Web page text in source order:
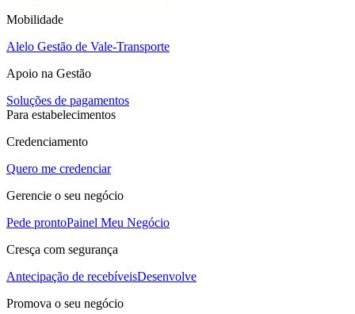
Mobilidade
Alelo Gestão de Vale-Transporte
Apoio na Gestão
Soluções de pagamentos
Para estabelecimentos
Credenciamento
Quero me credenciar
Gerencie o seu negócio
Pede prontoPainel Meu Negócio
Cresça com segurança
Antecipação de recebíveisDesenvolve
Promova o seu negócio